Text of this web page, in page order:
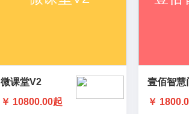
微课堂V2
￥ 10800.00起
壹佰智慧
￥